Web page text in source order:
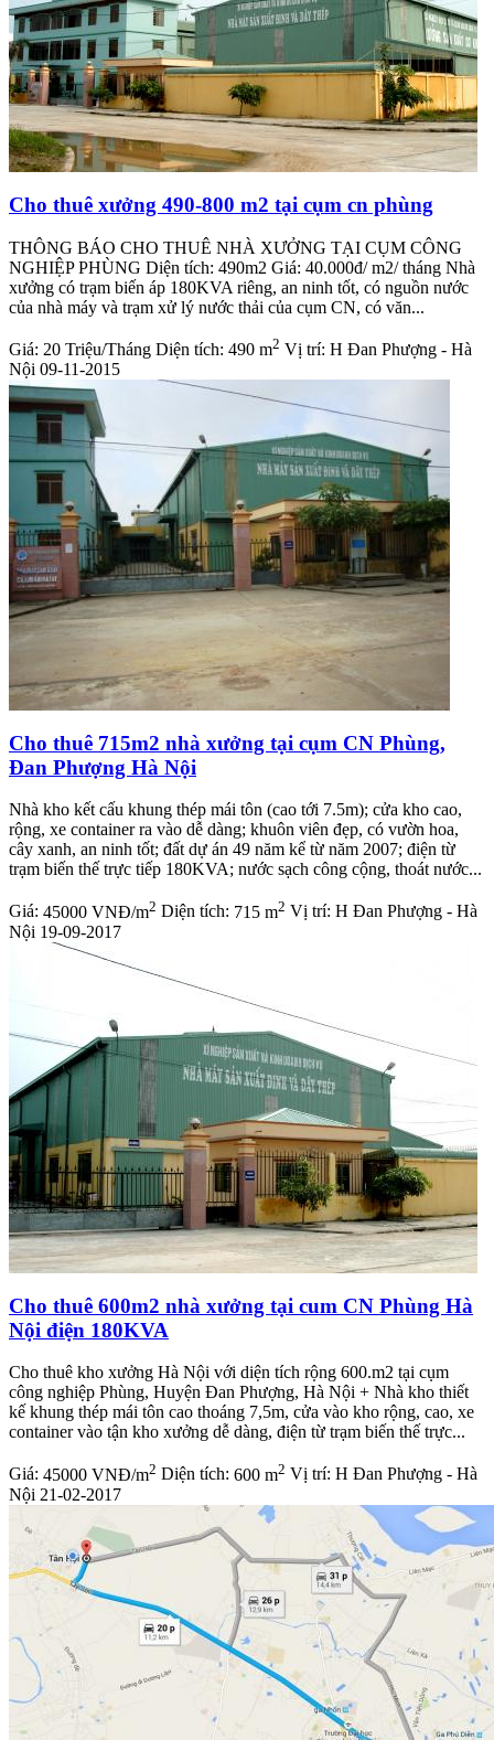
Cho thuê xưởng 490-800 m2 tại cụm cn phùng
THÔNG BÁO CHO THUÊ NHÀ XƯỞNG TẠI CỤM CÔNG
NGHIỆP PHÙNG Diện tích: 490m2 Giá: 40.000đ/ m2/ tháng Nhà
xưởng có trạm biến áp 180KVA riêng, an ninh tốt, có nguồn nước
của nhà máy và trạm xử lý nước thải của cụm CN, có văn...
Giá: 20 Triệu/Tháng Diện tích: 490 m2 Vị trí: H Đan Phượng - Hà
Nội 09-11-2015
Cho thuê 715m2 nhà xưởng tại cụm CN Phùng,
Đan Phượng Hà Nội
Nhà kho kết cấu khung thép mái tôn (cao tới 7.5m); cửa kho cao,
rộng, xe container ra vào dễ dàng; khuôn viên đẹp, có vườn hoa,
cây xanh, an ninh tốt; đất dự án 49 năm kể từ năm 2007; điện từ
trạm biến thế trực tiếp 180KVA; nước sạch công cộng, thoát nước...
Giá: 45000 VNĐ/m2 Diện tích: 715 m2 Vị trí: H Đan Phượng - Hà
Nội 19-09-2017
Cho thuê 600m2 nhà xưởng tại cum CN Phùng Hà
Nội điện 180KVA
Cho thuê kho xưởng Hà Nội với diện tích rộng 600.m2 tại cụm
công nghiệp Phùng, Huyện Đan Phượng, Hà Nội + Nhà kho thiết
kế khung thép mái tôn cao thoáng 7,5m, cửa vào kho rộng, cao, xe
container vào tận kho xưởng dễ dàng, điện từ trạm biến thế trực...
Giá: 45000 VNĐ/m2 Diện tích: 600 m2 Vị trí: H Đan Phượng - Hà
Nội 21-02-2017